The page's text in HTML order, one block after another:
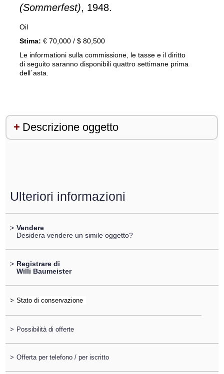
(Sommerfest), 1948.
Oil
Stima: € 70,000 / $ 80,500
Le informationi sulla commissione, le tasse e il diritto
di seguito saranno disponibili quattro settimane prima
dell´asta.
Descrizione oggetto
Ulteriori informazioni
> Vendere
Desidera vendere un simile oggetto?
> Registrare di
Willi Baumeister
>
> Possibilità di offerte
> Offerta per telefono / per iscritto